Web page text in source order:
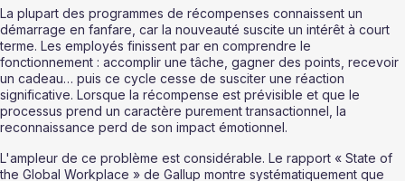
La plupart des programmes de récompenses connaissent un
démarrage en fanfare, car la nouveauté suscite un intérêt à court
terme. Les employés finissent par en comprendre le
fonctionnement : accomplir une tâche, gagner des points, recevoir
un cadeau… puis ce cycle cesse de susciter une réaction
significative. Lorsque la récompense est prévisible et que le
processus prend un caractère purement transactionnel, la
reconnaissance perd de son impact émotionnel.
L'ampleur de ce problème est considérable. Le rapport « State of
the Global Workplace » de Gallup montre systématiquement que